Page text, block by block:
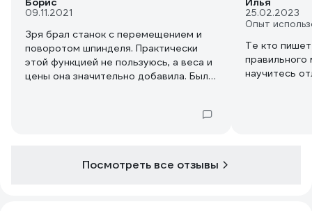
09.11.2021
Зря брал станок с перемещением и
поворотом шпинделя. Практически
этой функцией не пользуюсь, а веса и
цены она значительно добавила. Было
а то пришлось выкручиваться самому.
25.02.2023
Опыт
Те кто
правильного
научитесь
Посмотреть все отзывы